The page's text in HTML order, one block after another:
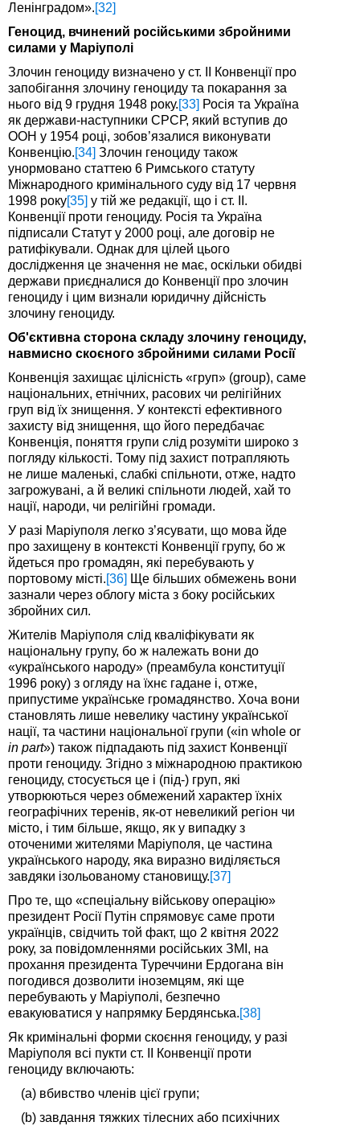
Ленінградом».[32]
Геноцид, вчинений російськими збройними
силами у Маріуполі
Злочин геноциду визначено у ст. II Конвенції про
запобігання злочину геноциду та покарання за
нього від 9 грудня 1948 року.[33] Росія та Україна
як держави-наступники СРСР, який вступив до
ООН у 1954 році, зобов’язалися виконувати
Конвенцію.[34] Злочин геноциду також
унормовано статтею 6 Римського статуту
Міжнародного кримінального суду від 17 червня
1998 року[35] у тій же редакції, що і ст. ІІ.
Конвенції проти геноциду. Росія та Україна
підписали Статут у 2000 році, але договір не
ратифікували. Однак для цілей цього
дослідження це значення не має, оскільки обидві
держави приєдналися до Конвенції про злочин
геноциду і цим визнали юридичну дійсність
злочину геноциду.
Об'єктивна сторона складу злочину геноциду,
навмисно скоєного збройними силами Росії
Конвенція захищає цілісність «груп» (group), саме
національних, етнічних, расових чи релігійних
груп від їх знищення. У контексті ефективного
захисту від знищення, що його передбачає
Конвенція, поняття групи слід розуміти широко з
погляду кількості. Тому під захист потрапляють
не лише маленькі, слабкі спільноти, отже, надто
загрожувані, а й великі спільноти людей, хай то
нації, народи, чи релігійні громади.
У разі Маріуполя легко з’ясувати, що мова йде
про захищену в контексті Конвенції групу, бо ж
йдеться про громадян, які перебувають у
портовому місті.[36] Ще більших обмежень вони
зазнали через облогу міста з боку російських
збройних сил.
Жителів Маріуполя слід кваліфікувати як
національну групу, бо ж належать вони до
«українського народу» (преамбула конституції
1996 року) з огляду на їхнє гадане і, отже,
припустиме українське громадянство. Хоча вони
становлять лише невелику частину української
нації, та частини національної групи («in whole or
in part») також підпадають під захист Конвенції
проти геноциду. Згідно з міжнародною практикою
геноциду, стосується це і (під-) груп, які
утворюються через обмежений характер їхніх
географічних теренів, як-от невеликий регіон чи
місто, і тим більше, якщо, як у випадку з
оточеними жителями Маріуполя, це частина
українського народу, яка виразно виділяється
завдяки ізольованому становищу.[37]
Про те, що «спеціальну військову операцію»
президент Росії Путін спрямовує саме проти
українців, свідчить той факт, що 2 квітня 2022
року, за повідомленнями російських ЗМІ, на
прохання президента Туреччини Ердогана він
погодився дозволити іноземцям, які ще
перебувають у Маріуполі, безпечно
евакуюватися у напрямку Бердянська.[38]
Як кримінальні форми скоєння геноциду, у разі
Маріуполя всі пукти ст. II Конвенції проти
геноциду включають:
(a) вбивство членів цієї групи;
(b) завдання тяжких тілесних або психічних